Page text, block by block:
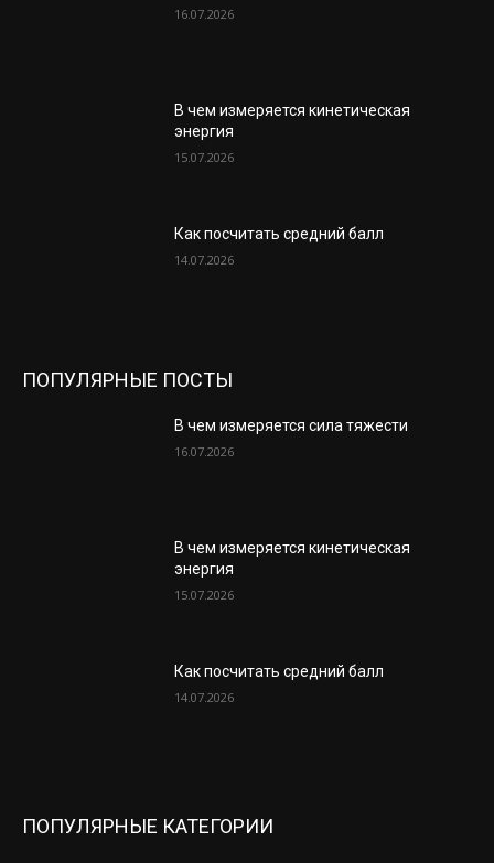
16.07.2026
В чем измеряется кинетическая
энергия
15.07.2026
Как посчитать средний балл
14.07.2026
ПОПУЛЯРНЫЕ ПОСТЫ
В чем измеряется сила тяжести
16.07.2026
В чем измеряется кинетическая
энергия
15.07.2026
Как посчитать средний балл
14.07.2026
ПОПУЛЯРНЫЕ КАТЕГОРИИ